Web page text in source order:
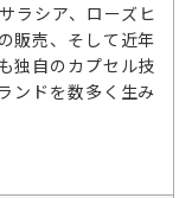
ラシア、ローズヒ
販売、そして近年
独自のカプセル技
ンドを数多く生み